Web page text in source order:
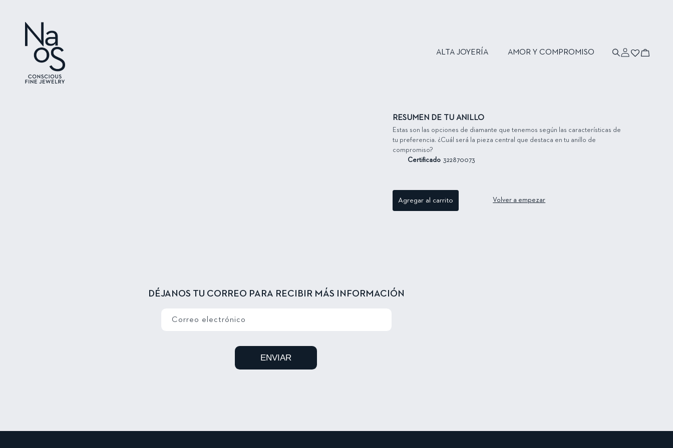
ALTA JOYERÍA AMOR Y COMPROMISO
sesión
Carrito
Ir directamente
a la información
del producto
RESUMEN DE TU ANILLO
Estas son las opciones de diamante que tenemos según las características de
tu preferencia. ¿Cuál será la pieza central que destaca en tu anillo de
compromiso?
Certificado322870073
Agregar al carrito Volver a empezar
DÉJANOS TU CORREO PARA RECIBIR MÁS INFORMACIÓN
Correo electrónico
ENVIAR